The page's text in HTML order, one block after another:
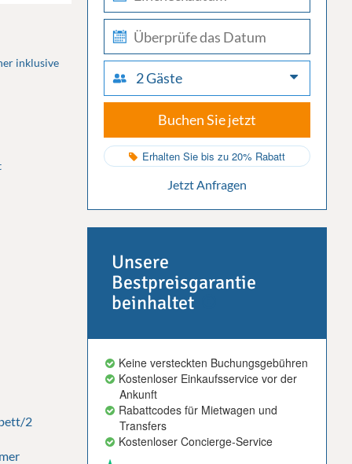
check-
out
2 Gäste
Buchen Sie jetzt
Erhalten Sie bis zu 20% Rabatt
Jetzt Anfragen
Unsere
Bestpreisgarantie
beinhaltet
Keine versteckten Buchungsgebühren
Kostenloser Einkaufsservice vor der
Ankunft
Rabattcodes für Mietwagen und
Transfers
Kostenloser Concierge-Service
inklusive
2